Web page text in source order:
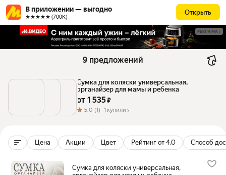
В приложении — выгодно
★★★★★ (700К)
Открыть
РЕКЛАМА
9 предложений
Сумка для коляски универсальная,
органайзер для мамы и ребенка
от 1 535 ₽
5.0 (1) · 1 купили
Цена Акции Цвет Рейтинг от 4.0 Способ
Сумка для коляски универсальная,